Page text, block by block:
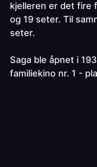
kjelleren er det fire
og 19 seter. Til
seter.
Saga ble åpnet i
familiekino nr. 1 -